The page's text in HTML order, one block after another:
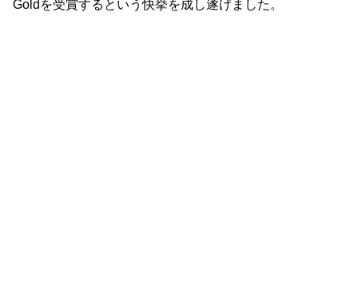
Goldを受賞するという快挙を成し遂げました。